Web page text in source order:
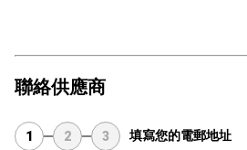
聯絡供應商
1 2 3 填寫您的電郵地址